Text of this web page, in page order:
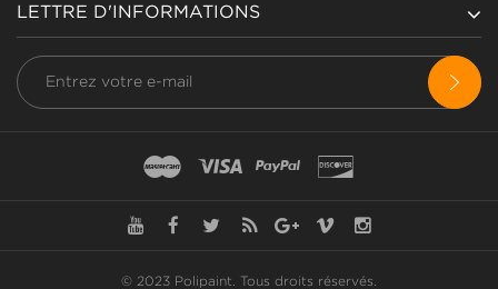
LETTRE D'INFORMATIONS
© 2023 Polipaint. Tous droits réservés.